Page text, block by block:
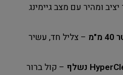
יציב ומהיר עם מצב גיימינג
– צליל חד, עשיר
– קול ברור